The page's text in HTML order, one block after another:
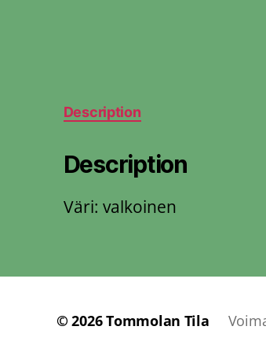
Description
Description
Väri: valkoinen
© 2026Tommolan Tila